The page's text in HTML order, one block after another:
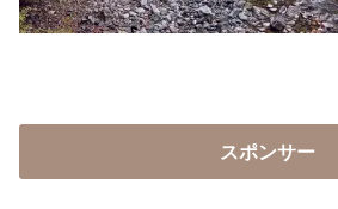
スポンサー